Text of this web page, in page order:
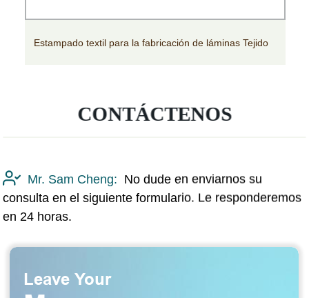
Estampado textil para la fabricación de láminas Tejido
CONTÁCTENOS
Mr. Sam Cheng: No dude en enviarnos su
consulta en el siguiente formulario. Le responderemos
en 24 horas.